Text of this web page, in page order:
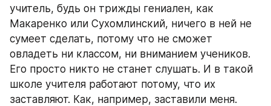
учитель, будь он трижды гениален, как
Макаренко или Сухомлинский, ничего в ней не
сумеет сделать, потому что не сможет
овладеть ни классом, ни вниманием учеников.
Его просто никто не станет слушать. И в такой
школе учителя работают потому, что их
заставляют. Как, например, заставили меня.